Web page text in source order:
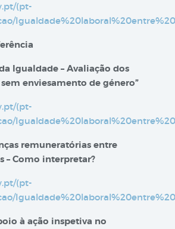
(pt-
Igualdade – Avaliação dos
enviesamento de género”
(pt-
remuneratórias entre
– Como interpretar?
(pt-
à ação inspetiva no